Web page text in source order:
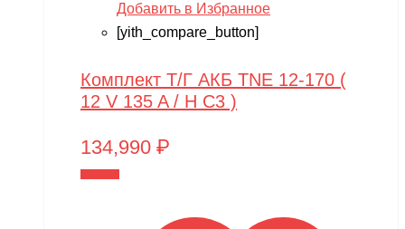
Добавить в Избранное
[yith_compare_button]
Комплект Т/Г АКБ TNE 12-170 (
12 V 135 A / H C3 )
134,990 ₽